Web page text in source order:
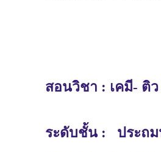
สอนวิชา : เคมี- ติว
ระดับชั้น :
ประถ